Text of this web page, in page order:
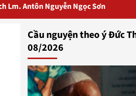
Lm. Antôn Nguyễn Ngọc Sơn
Cầu nguyện theo ý Đức
08/2026